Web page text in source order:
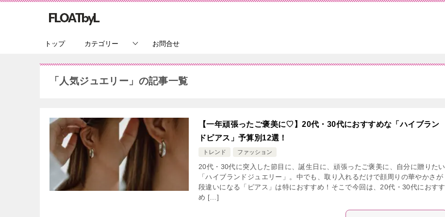
トップ カテゴリー お問合せ
「人気ジュエリー」の記事一覧
【一年頑張ったご褒美に♡】20代・30代におすすめな「ハイブラン
ドピアス」予算別12選！
トレンド ファッション
20代・30代に突入した節目に、誕生日に、頑張ったご褒美に、自分に贈りたい
「ハイブランドジュエリー」。中でも、取り入れるだけで顔周りの華やかさが
段違いになる「ピアス」は特におすすめ！そこで今回は、20代・30代におすす
め […]